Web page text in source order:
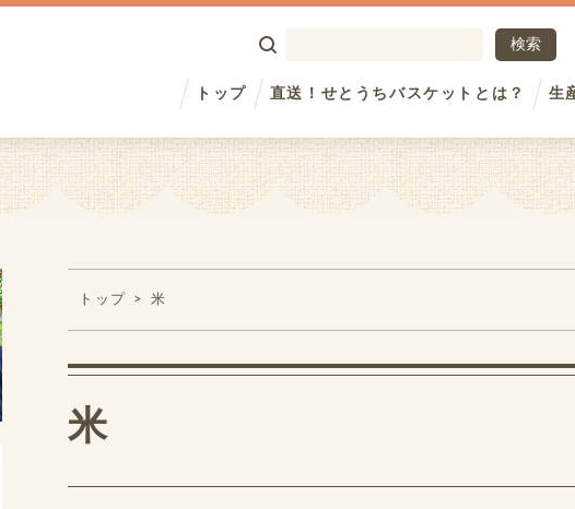
トップ 直送！せとうちバスケットとは？ 生
トップ 米
米